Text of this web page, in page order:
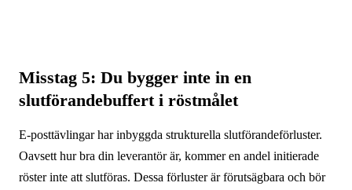
Misstag 5: Du bygger inte in en
slutförandebuffert i röstmålet
E-posttävlingar har inbyggda strukturella slutförandeförluster.
Oavsett hur bra din leverantör är, kommer en andel initierade
röster inte att slutföras. Dessa förluster är förutsägbara och bör